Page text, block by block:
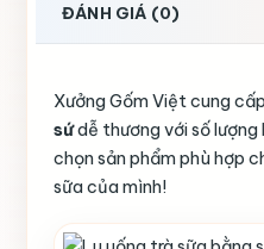
ĐÁNH GIÁ (0)
Xưởng Gốm Việt cung cấp
sứdễ thương với số lượng
chọn sản phẩm phù hợp
sữa của mình!